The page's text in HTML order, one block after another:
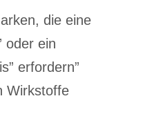
die eine
oder ein
erfordern”
Wirkstoffe